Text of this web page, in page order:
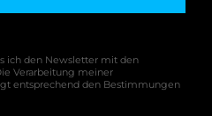
ich den Newsletter mit den
Verarbeitung meiner
entsprechend den Bestimmungen